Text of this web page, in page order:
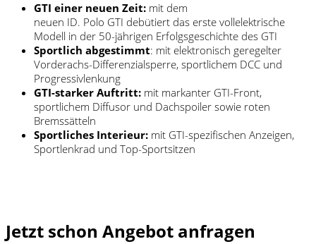
GTI einer neuen Zeit: mit dem
neuen ID. Polo GTI debütiert das erste vollelektrische
Modell in der 50-jährigen Erfolgsgeschichte des GTI
Sportlich abgestimmt: mit elektronisch geregelter
Vorderachs-Differenzialsperre, sportlichem DCC und
Progressivlenkung
GTI-starker Auftritt: mit markanter GTI-Front,
sportlichem Diffusor und Dachspoiler sowie roten
Bremssätteln
Sportliches Interieur: mit GTI-spezifischen Anzeigen,
Sportlenkrad und Top-Sportsitzen
Jetzt schon Angebot anfragen